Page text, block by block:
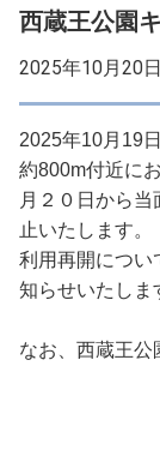
西蔵王公園
2025年10月20日
2025年10月19
約800m付近に
月２０日から
止いたします。
利用再開につい
知らせいたしま
なお、西蔵王公